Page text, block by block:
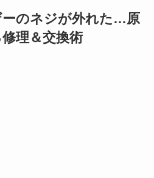
のネジが外れた…原
理＆交換術